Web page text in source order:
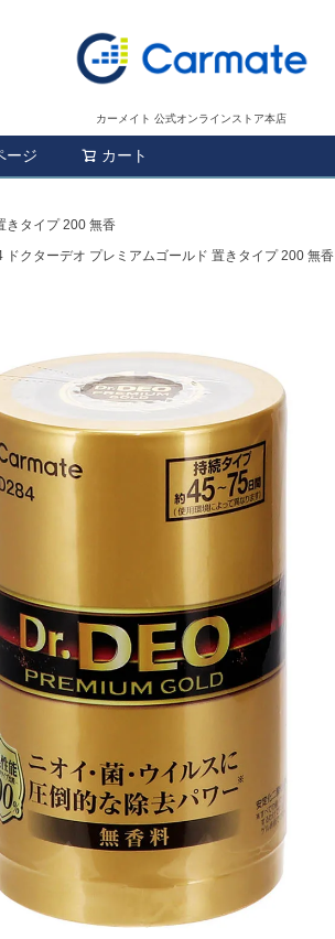
カーメイト 公式オンラインストア本店
ージ カート
きタイプ 200 無香
ドクターデオ プレミアムゴールド 置きタイプ 200 無香